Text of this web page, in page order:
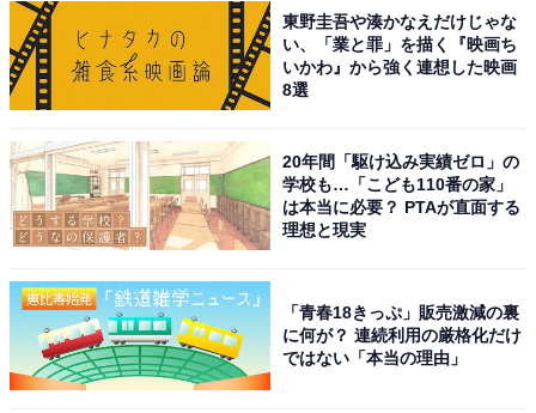
東野圭吾や湊かなえだけじゃな
い、「業と罪」を描く『映画ち
いかわ』から強く連想した映画
8選
20年間「駆け込み実績ゼロ」の
学校も…「こども110番の家」
は本当に必要？ PTAが直面する
理想と現実
「青春18きっぷ」販売激減の裏
に何が？ 連続利用の厳格化だけ
ではない「本当の理由」